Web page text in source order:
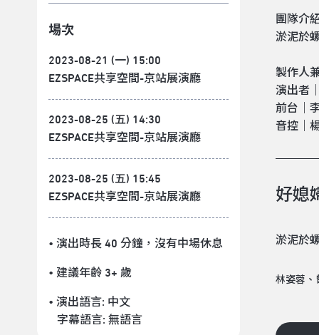
場次
2023-08-21 (一) 15:00
EZSPACE共享空間-京站展演廳
2023-08-25 (五) 14:30
EZSPACE共享空間-京站展演廳
2023-08-25 (五) 15:45
EZSPACE共享空間-京站展演廳
• 演出時長 40 分鐘 ，沒有中場休息
• 建議年齡 3+ 歲
• 演出語言: 中文
字幕語言: 無語言
團隊介
淤泥於
製作人
演出者
前台｜
音控｜
好媳
淤泥於
林姿蓉、